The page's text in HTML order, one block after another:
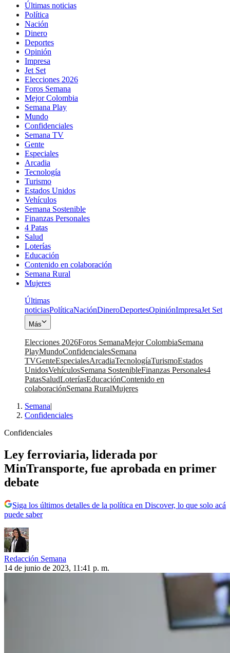
Últimas noticias
Política
Nación
Dinero
Deportes
Opinión
Impresa
Jet Set
Elecciones 2026
Foros Semana
Mejor Colombia
Semana Play
Mundo
Confidenciales
Semana TV
Gente
Especiales
Arcadia
Tecnología
Turismo
Estados Unidos
Vehículos
Semana Sostenible
Finanzas Personales
4 Patas
Salud
Loterías
Educación
Contenido en colaboración
Semana Rural
Mujeres
Últimas
noticiasPolíticaNaciónDineroDeportesOpiniónImpresaJet Set
Más
Elecciones 2026Foros SemanaMejor ColombiaSemana
PlayMundoConfidencialesSemana
TVGenteEspecialesArcadiaTecnologíaTurismoEstados
UnidosVehículosSemana SostenibleFinanzas Personales4
PatasSaludLoteríasEducaciónContenido en
colaboraciónSemana RuralMujeres
Semana|
Confidenciales
Confidenciales
Ley ferroviaria, liderada por
MinTransporte, fue aprobada en primer
debate
Siga los últimos detalles de la política en Discover, lo que solo acá
puede saber
Redacción Semana
14 de junio de 2023, 11:41 p. m.